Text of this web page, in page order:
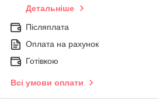
Детальніше
Післяплата
Оплата на рахунок
Готівкою
Всі умови оплати